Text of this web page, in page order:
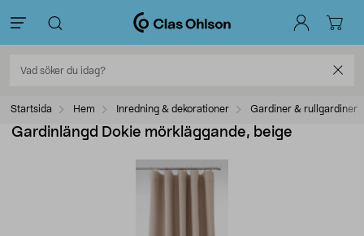
Startsida Hem Inredning & dekorationer Gardiner & rullgardiner
Gardinlängd Dokie mörkläggande, beige